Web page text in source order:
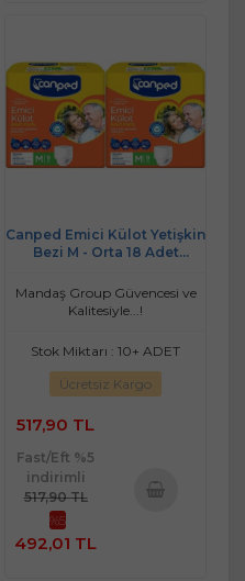
Canped Emici Külot Yetişkin
Bezi M - Orta 18 Adet
Mandaş Group Güvencesi ve
Kalitesiyle...!
Stok Miktarı : 10+ ADET
Ücretsiz Kargo
517,90 TL
Fast/Eft %5
indirimli
517,90 TL
%5
492,01 TL